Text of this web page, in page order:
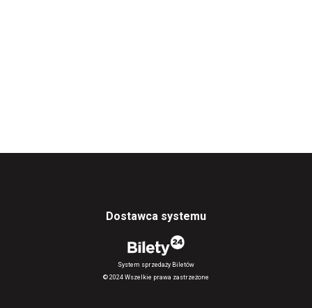
Dostawca systemu
System sprzedaży Biletów
© 2024 Wszelkie prawa zastrzeżone